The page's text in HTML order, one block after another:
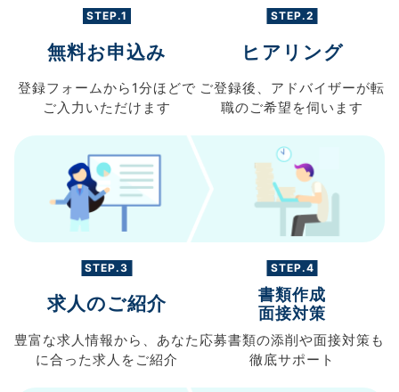
STEP.1
無料お申込み
登録フォームから 1分ほどで
ご入力 いただけます
STEP.2
ヒアリング
ご登録後、 アドバイザーが転
職のご希望を伺います
STEP.3
求人のご紹介
豊富な求人情報から、 あなた
に合った求人を ご紹介
STEP.4
書類作成
面接対策
応募書類の添削や面接対策も
徹底サポート